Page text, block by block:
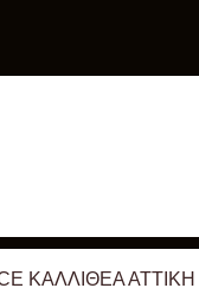
ΚΑΛΛΙΘΕΑ ΑΤΤΙΚΗ